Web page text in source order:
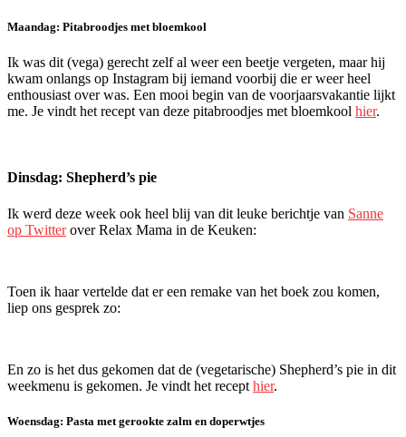
Maandag: Pitabroodjes met bloemkool
Ik was dit (vega) gerecht zelf al weer een beetje vergeten, maar hij
kwam onlangs op Instagram bij iemand voorbij die er weer heel
enthousiast over was. Een mooi begin van de voorjaarsvakantie lijkt
me. Je vindt het recept van deze pitabroodjes met bloemkool hier.
Dinsdag: Shepherd’s pie
Ik werd deze week ook heel blij van dit leuke berichtje van Sanne
op Twitterover Relax Mama in de Keuken:
Toen ik haar vertelde dat er een remake van het boek zou komen,
liep ons gesprek zo:
En zo is het dus gekomen dat de (vegetarische) Shepherd’s pie in dit
weekmenu is gekomen. Je vindt het recept hier.
Woensdag: Pasta met gerookte zalm en doperwtjes